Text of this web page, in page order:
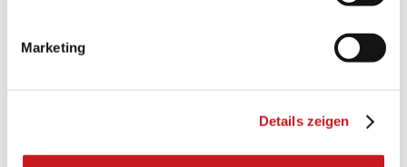
Marketing
Details zeigen
Eine Überraschung der besonderten Art und
unübertroffen in der Wirkung. Probieren Sie es aus.